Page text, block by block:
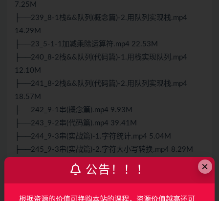
7.25M
├──239_8-1栈&&队列(概念篇)-2.用队列实现栈.mp4
14.29M
├──23_5-1-1加减乘除运算符.mp4 22.53M
├──240_8-2栈&&队列(代码篇)-1.用栈实现队列.mp4
12.10M
├──241_8-2栈&&队列(代码篇)-2.用队列实现栈.mp4
18.57M
├──242_9-1串(概念篇).mp4 9.93M
├──243_9-2串(代码篇).mp4 39.41M
├──244_9-3串(实战篇)-1.字符统计.mp4 5.04M
├──245_9-3串(实战篇)-2.字符大小写转换.mp4 8.29M
├──246_9-3串(实战篇)-3.字符串拼接.mp4 7.34M
├──247_9-3串(实战篇)-4.判断国际象棋格子颜色.mp4
×
公告！！！
根据资源的价值可换购本站的课程，资源价值越高还可